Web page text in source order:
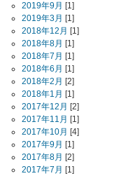
2019年9月 [1]
2019年3月 [1]
2018年12月 [1]
2018年8月 [1]
2018年7月 [1]
2018年6月 [1]
2018年2月 [2]
2018年1月 [1]
2017年12月 [2]
2017年11月 [1]
2017年10月 [4]
2017年9月 [1]
2017年8月 [2]
2017年7月 [1]